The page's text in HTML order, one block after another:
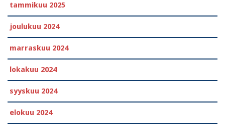
tammikuu 2025
joulukuu 2024
marraskuu 2024
lokakuu 2024
syyskuu 2024
elokuu 2024